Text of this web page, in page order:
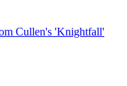
Cullen's 'Knightfall'